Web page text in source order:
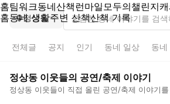
홈팀워크동네산책런마일모두의챌린지
홈동네 생활주변 산책산책 기록
정상동
전체글 공지 인기 동네 일상 동네
정상동 이웃들의 공연/축제 이야기
정상동 이웃들이 직접 올린 공연/축제 이야기